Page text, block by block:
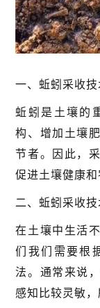
一、蚯蚓采收
蚯蚓是土壤的
构、增加土壤
节者。因此，
促进土壤健康和
二、蚯蚓采收
在土壤中生活
们我们需要根
法。通常来说
感知比较灵敏